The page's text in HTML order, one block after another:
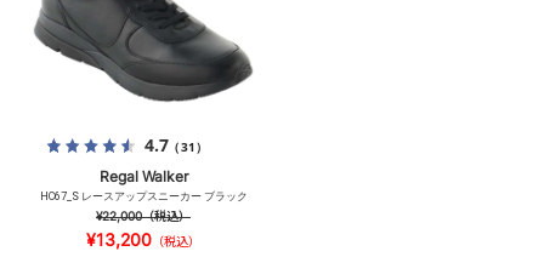
4.7（31）
Regal Walker
HC67_S レースアップスニーカー ブラック
¥22,000（税込）
¥13,200 （税込）